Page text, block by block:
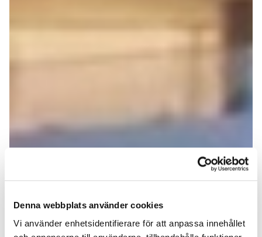
Denna webbplats använder cookies
Vi använder enhetsidentifierare för att anpassa innehållet